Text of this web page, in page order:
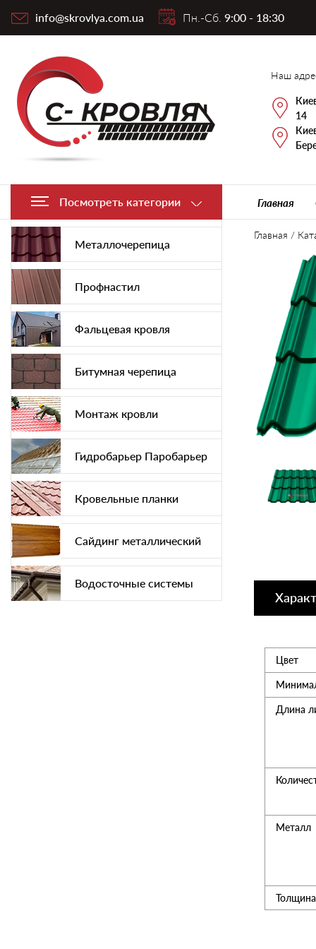
info@skrovlya.com.ua Пн.-Сб. 9:00 - 18:30
Наш
14
Посмотреть категории Главная
Металлочерепица
Профнастил
Фальцевая кровля
Битумная черепица
Монтаж кровли
Гидробарьер Паробарьер
Кровельные планки
Сайдинг металлический
Водосточные системы
Главная /
Цвет
Длина
Металл
Толщина